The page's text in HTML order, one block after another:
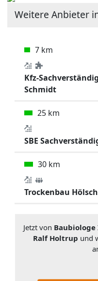
Weitere Anbieter
7 km
Kfz-
Schmidt
25 km
SBE
30 km
Trockenbau
Jetzt von
Ralf Holtrup und